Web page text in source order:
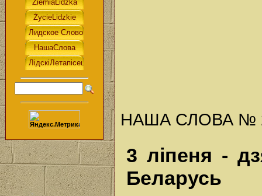
НАША СЛОВА №
3 ліпеня -
Беларусь